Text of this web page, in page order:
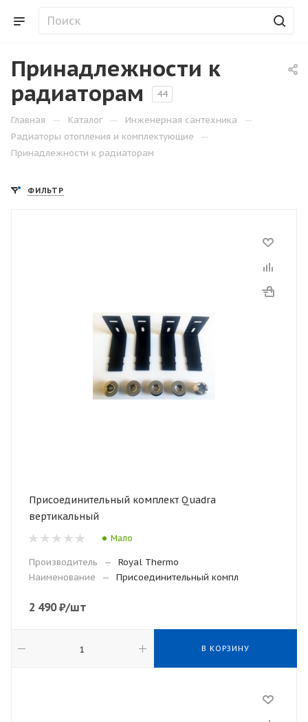
Принадлежности к
радиаторам
44
Главная — Каталог — Инженерная сантехника —
Радиаторы отопления и комплектующие —
Принадлежности к радиаторам
ФИЛЬТР
Присоединительный комплект Quadra
вертикальный
Мало
Производитель —
Royal Thermo
Наименование
— Присоединительный компл
2 490₽/шт
В КОРЗИНУ